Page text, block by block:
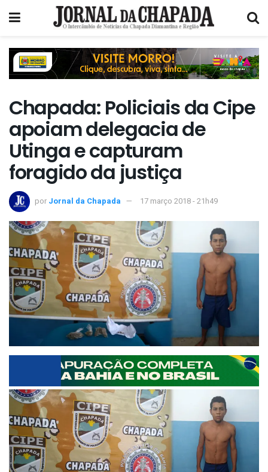
Chapada: Policiais da Cipe
apoiam delegacia de
Utinga e capturam
foragido da justiça
por Jornal da Chapada 17 março 2018 - 21h49